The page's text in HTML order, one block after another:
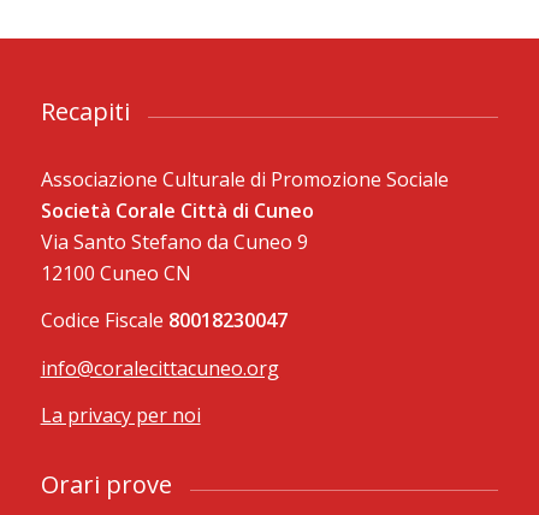
Recapiti
Associazione Culturale di Promozione Sociale
Società Corale Città di Cuneo
Via Santo Stefano da Cuneo 9
12100 Cuneo CN
Codice Fiscale 80018230047
info@coralecittacuneo.org
La privacy per noi
Orari prove